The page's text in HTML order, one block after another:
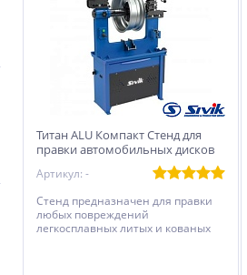
Титан ALU Компакт Стенд для
правки автомобильных дисков
Артикул: -
Стенд предназначен для правки
любых повреждений
легкосплавных литых и кованых